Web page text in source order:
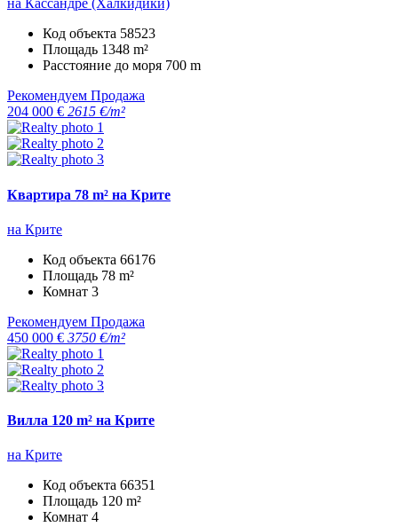
на Кассандре (Халкидики)
Код объекта 58523
Площадь 1348 m²
Расстояние до моря 700 m
Рекомендуем Продажа
204 000 € 2615 €/m²
Квартира 78 m² на Крите
на Крите
Код объекта 66176
Площадь 78 m²
Комнат 3
Рекомендуем Продажа
450 000 € 3750 €/m²
Вилла 120 m² на Крите
на Крите
Код объекта 66351
Площадь 120 m²
Комнат 4